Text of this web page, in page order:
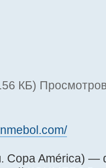
КБ)
Copa América) —